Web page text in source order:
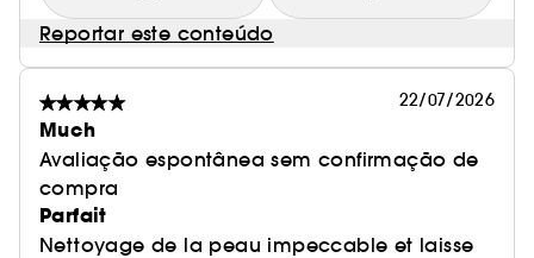
Reportar este conteúdo
22/07/2026
Much
Avaliação espontânea sem confirmação de
compra
Parfait
Nettoyage de la peau impeccable et laisse